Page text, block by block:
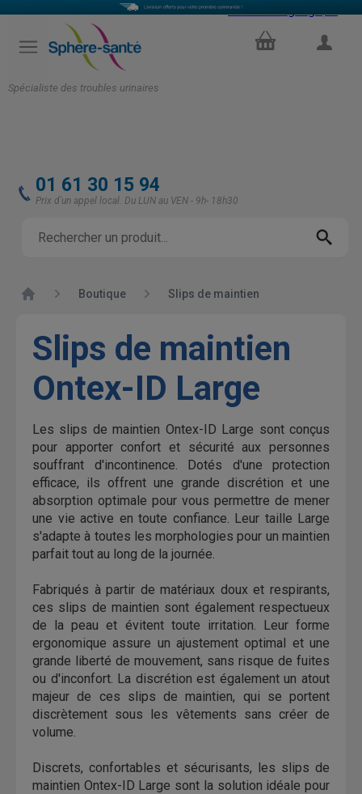
Spécialiste des troubles urinaires
Select Language
PANIER
01 61 30 15 94
Prix d'un appel local. Du LUN au VEN - 9h- 18h30
Accueil Boutique Slips de maintien
Slips de maintien
Ontex-ID Large
Les slips de maintien Ontex-ID Large sont conçus
pour apporter confort et sécurité aux personnes
souffrant d'incontinence. Dotés d'une protection
efficace, ils offrent une grande discrétion et une
absorption optimale pour vous permettre de mener
une vie active en toute confiance. Leur taille Large
s'adapte à toutes les morphologies pour un maintien
parfait tout au long de la journée.
Fabriqués à partir de matériaux doux et respirants,
ces slips de maintien sont également respectueux
de la peau et évitent toute irritation. Leur forme
ergonomique assure un ajustement optimal et une
grande liberté de mouvement, sans risque de fuites
ou d'inconfort. La discrétion est également un atout
majeur de ces slips de maintien, qui se portent
discrètement sous les vêtements sans créer de
volume.
Discrets, confortables et sécurisants, les slips de
maintien Ontex-ID Large sont la solution idéale pour